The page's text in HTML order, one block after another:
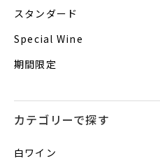
スタンダード
Special Wine
期間限定
カテゴリーで探す
白ワイン